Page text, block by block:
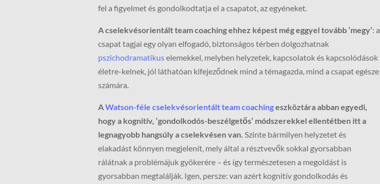
fel a figyelmet és gondolkodtatja el a csapatot, az egyéneket.
A cselekvésorientált team coaching ehhez képest még eggyel tovább ’megy’: a
csapat tagjai egy olyan elfogadó, biztonságos térben dolgozhatnak
pszichodramatikuselemekkel, melyben helyzetek, kapcsolatok és kapcsolódások
életre-kelnek, jól láthatóan kifejeződnek mind a témagazda, mind a csapat egésze
számára.
AWatson-féle cselekvésorientált team coachingeszköztára abban egyedi,
hogy a kognitív, ’gondolkodós-beszélgetős’ módszerekkel ellentétben itt a
legnagyobb hangsúly a cselekvésen van. Szinte bármilyen helyzetet és
elakadást könnyen megjelenít, mely által a résztvevők sokkal gyorsabban
rálátnak a problémájuk gyökerére – és így természetesen a megoldást is
gyorsabban megtalálják. Igen, persze: van azért kognitív gondolkodás és